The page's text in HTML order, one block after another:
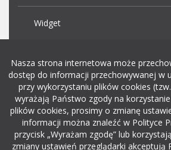
Widget
Dodaj ogłoszenie o pracę
rekrutacja w it
Nasza strona internetowa może
dostęp do informacji przechowywanej w
przy wykorzystaniu plików cookies
wyrażają Państwo zgody na
plików cookies, prosimy o zmianę
informacji można znaleźć w Polityce
przycisk „Wyrażam zgodę” lub
zmiany ustawień przeglądarki akceptują